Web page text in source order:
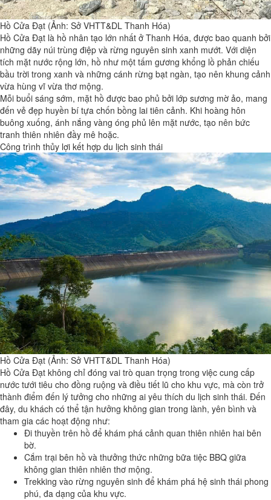
Hồ Cửa Đạt (Ảnh: Sở VHTT&DL Thanh Hóa)
Hồ Cửa Đạt là hồ nhân tạo lớn nhất ở Thanh Hóa, được bao quanh bởi
những dãy núi trùng điệp và rừng nguyên sinh xanh mướt. Với diện
tích mặt nước rộng lớn, hồ như một tấm gương khổng lồ phản chiếu
bầu trời trong xanh và những cánh rừng bạt ngàn, tạo nên khung cảnh
vừa hùng vĩ vừa thơ mộng.
Mỗi buổi sáng sớm, mặt hồ được bao phủ bởi lớp sương mờ ảo, mang
đến vẻ đẹp huyền bí tựa chốn bồng lai tiên cảnh. Khi hoàng hôn
buông xuống, ánh nắng vàng óng phủ lên mặt nước, tạo nên bức
tranh thiên nhiên đầy mê hoặc.
Công trình thủy lợi kết hợp du lịch sinh thái
Hồ Cửa Đạt (Ảnh: Sở VHTT&DL Thanh Hóa)
Hồ Cửa Đạt không chỉ đóng vai trò quan trọng trong việc cung cấp
nước tưới tiêu cho đồng ruộng và điều tiết lũ cho khu vực, mà còn trở
thành điểm đến lý tưởng cho những ai yêu thích du lịch sinh thái. Đến
đây, du khách có thể tận hưởng không gian trong lành, yên bình và
tham gia các hoạt động như:
Đi thuyền trên hồ để khám phá cảnh quan thiên nhiên hai bên
bờ.
Cắm trại bên hồ và thưởng thức những bữa tiệc BBQ giữa
không gian thiên nhiên thơ mộng.
Trekking vào rừng nguyên sinh để khám phá hệ sinh thái phong
phú, đa dạng của khu vực.